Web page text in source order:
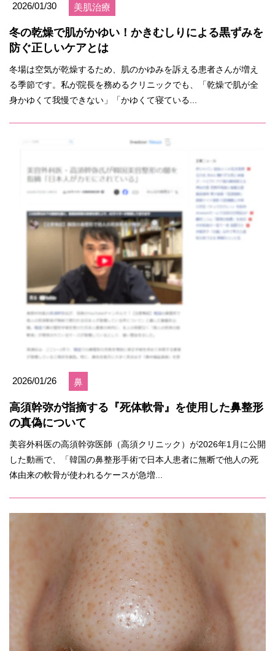
2026/01/30 美肌治療
冬の乾燥で肌がかゆい！かきむしりによる黒ずみを
防ぐ正しいケアとは
冬場は空気が乾燥するため、肌のかゆみを訴える患者さんが増え
る季節です。私が院長を務めるクリニックでも、「乾燥で肌が全
身かゆくて我慢できない」「かゆくて寝ている...
2026/01/26 鼻
高須幹弥が指摘する『死体軟骨』を使用した鼻整形
の真偽について
美容外科医の高須幹弥医師（高須クリニック）が2026年1月に公開
した動画で、「韓国の鼻整形手術で日本人患者に無断で他人の死
体由来の軟骨が使われるケースが急増...